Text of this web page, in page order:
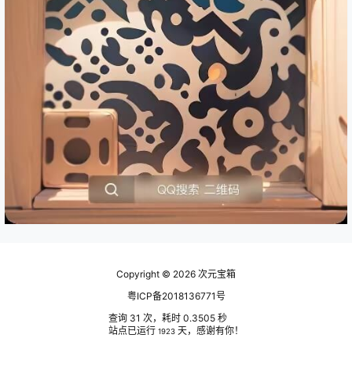
Copyright © 2026 次元宝箱
粤ICP备2018136771号
查询 31 次，耗时 0.3505 秒
站点已运行 1923 天，感谢有你！